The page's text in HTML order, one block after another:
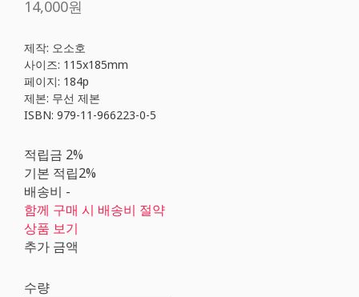
14,000원
제작: 오소호
사이즈: 115x185mm
페이지: 184p
제본: 무선 제본
ISBN: 979-11-966223-0-5
적립금 2%
기본 적립2%
배송비 -
함께 구매 시 배송비 절약
상품 보기
추가 금액
수량